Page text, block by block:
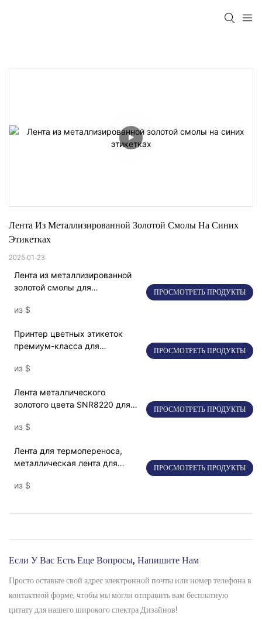
Лента Из Металлизированной Золотой Смолы На Синих
Этикетках
2025-01-23
Лента из металлизированной
золотой смолы для
термотрансферной печати
из $
ПРОСМОТРЕТЬ ПРОДУКТЫ
Принтер цветных этикеток
премиум-класса для
персонализации
из $
ПРОСМОТРЕТЬ ПРОДУКТЫ
Лента металлического
золотого цвета SNR8220 для
из $
ПРОСМОТРЕТЬ ПРОДУКТЫ
Лента для термопереноса,
металлическая лента для
SNR8020
из $
ПРОСМОТРЕТЬ ПРОДУКТЫ
Если У Вас Есть Еще Вопросы, Напишите Нам
Просто оставьте свой адрес электронной почты или номер телефона в
контактной форме, чтобы мы могли отправить вам бесплатную
цитату для нашего широкого спектра Дизайнов!